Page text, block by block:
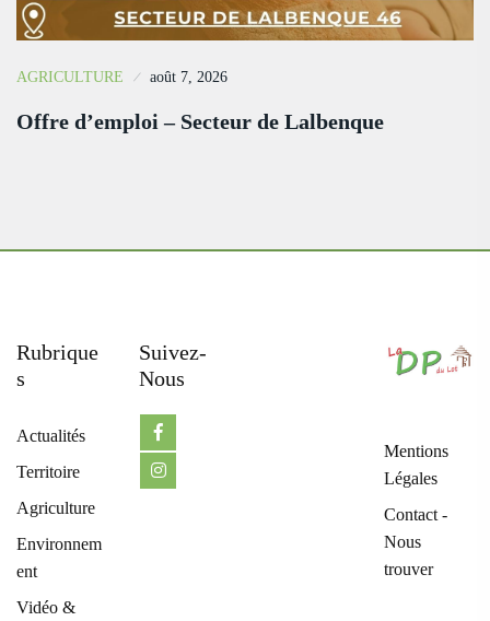
AGRICULTURE août 7, 2026
Offre d’emploi – Secteur de Lalbenque
Rubrique
S
Actualités
Territoire
Agriculture
Environnem
ent
Vidéo &
Suivez-
Nous
Mentions
Légales
Contact -
Nous
trouver